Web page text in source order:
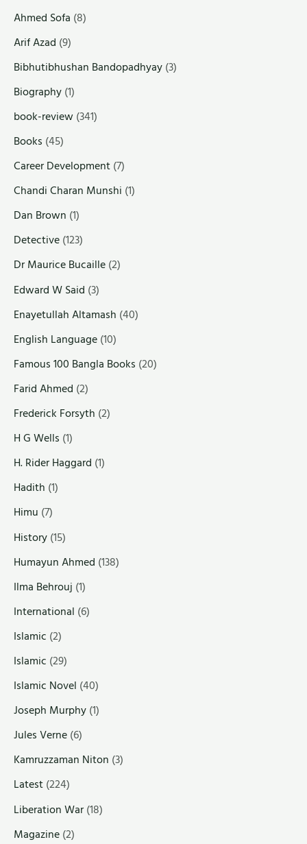
Ahmed Sofa (8)
Arif Azad (9)
Bibhutibhushan Bandopadhyay(3)
Biography(1)
book-review(341)
Books (45)
Career Development(7)
Chandi Charan Munshi (1)
Dan Brown (1)
Detective(123)
Dr Maurice Bucaille(2)
Edward W Said (3)
Enayetullah Altamash (40)
English Language(10)
Famous 100 Bangla Books (20)
Farid Ahmed (2)
Frederick Forsyth (2)
H G Wells (1)
H. Rider Haggard (1)
Hadith (1)
Himu (7)
History(15)
Humayun Ahmed (138)
Ilma Behrouj (1)
International (6)
Islamic (2)
Islamic (29)
Islamic Novel (40)
Joseph Murphy(1)
Jules Verne(6)
Kamruzzaman Niton (3)
Latest(224)
Liberation War(18)
Magazine(2)